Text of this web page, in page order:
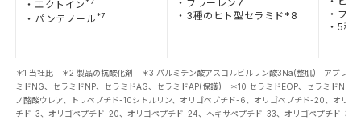
・エクトイン
・パンテノール*7
・フラーレン7
・3種のヒト型セラミド*8
・フ
・5種
＊1 当社比 ＊2 製品の抗酸化剤 ＊3 パルミチン酸アスコルビルリン酸3Na(整肌) アプレ
ミドNG、セラミドNP、セラミドAG、セラミドAP(保護) ＊10 セラミドEOP、セラミドNP
ノ酪酸ウレア、トリペプチド-10シトルリン、オリゴペプチド-6、オリゴペプチド-20、オリ
チド-3、オリゴペプチド-20、オリゴペプチド-24、ヘキサペプチド-33、オリゴペプチド-